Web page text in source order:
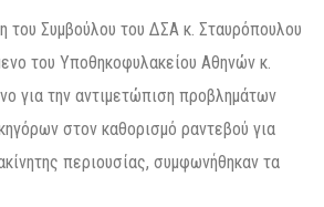
του Συμβούλου του ΔΣΑ κ. Σταυρόπουλου
του Υποθηκοφυλακείου Αθηνών κ.
για την αντιμετώπιση προβλημάτων
στον καθορισμό ραντεβού για
περιουσίας, συμφωνήθηκαν τα